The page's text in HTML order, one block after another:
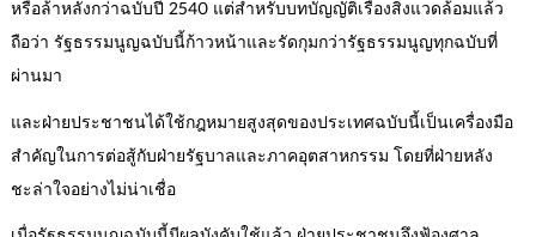
หรือล้าหลังกว่าฉบับปี 2540 แต่สำหรับบทบัญญัติเรื่องสิ่งแวดล้อมแล้ว
ถือว่า รัฐธรรมนูญฉบับนี้ก้าวหน้าและรัดกุมกว่ารัฐธรรมนูญทุกฉบับที่
ผ่านมา
และฝ่ายประชาชนได้ใช้กฎหมายสูงสุดของประเทศฉบับนี้เป็นเครื่องมือ
สำคัญในการต่อสู้กับฝ่ายรัฐบาลและภาคอุตสาหกรรม โดยที่ฝ่ายหลัง
ชะล่าใจอย่างไม่น่าเชื่อ